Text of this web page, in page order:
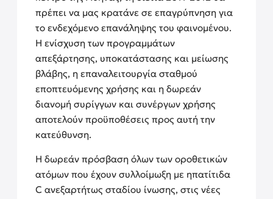
πρέπει να μας κρατάνε σε επαγρύπνηση για
το ενδεχόμενο επανάληψης του φαινομένου.
Η ενίσχυση των προγραμμάτων
απεξάρτησης, υποκατάστασης και μείωσης
βλάβης, η επαναλειτουργία σταθμού
εποπτευόμενης χρήσης και η δωρεάν
διανομή συρίγγων και συνέργων χρήσης
αποτελούν προϋποθέσεις προς αυτή την
κατεύθυνση.
Η δωρεάν πρόσβαση όλων των οροθετικών
ατόμων που έχουν συλλοίμωξη με ηπατίτιδα
C ανεξαρτήτως σταδίου ίνωσης, στις νέες